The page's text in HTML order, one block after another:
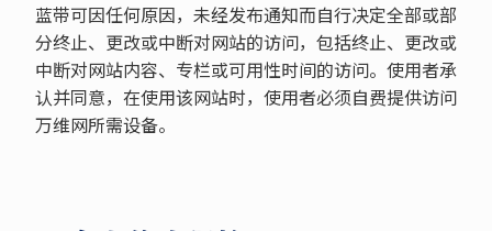
蓝带可因任何原因，未经发布通知而自行决定全部或部
分终止、更改或中断对网站的访问，包括终止、更改或
中断对网站内容、专栏或可用性时间的访问。使用者承
认并同意，在使用该网站时，使用者必须自费提供访问
万维网所需设备。